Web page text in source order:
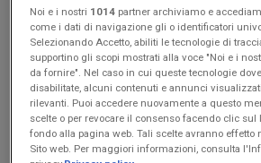
Noi e i nostri 1014 partner archiviamo e
come i dati di navigazione gli o identificatori
Selezionando Accetto, abiliti le tecnologie di
supportino gli scopi mostrati alla voce "Noi e i
da fornire". Nel caso in cui queste tecnologie
disabilitate, alcuni contenuti e annunci
rilevanti. Puoi accedere nuovamente a questo
scelte o per revocare il consenso facendo clic
fondo alla pagina web. Tali scelte avranno effetto
Sito web. Per maggiori informazioni, consulta